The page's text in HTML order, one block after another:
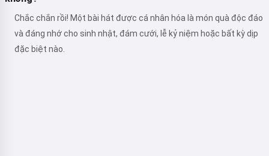
Chắc chắn rồi! Một bài hát được cá nhân hóa là món quà độc đáo
và đáng nhớ cho sinh nhật, đám cưới, lễ kỷ niệm hoặc bất kỳ dịp
đặc biệt nào.